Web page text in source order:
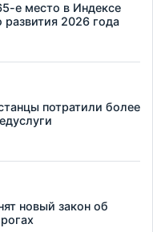
е место в Индексе
развития 2026 года
потратили более
новый закон об